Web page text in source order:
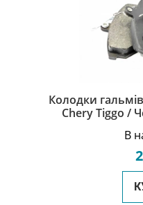
Колодки
Chery Tiggo /
В